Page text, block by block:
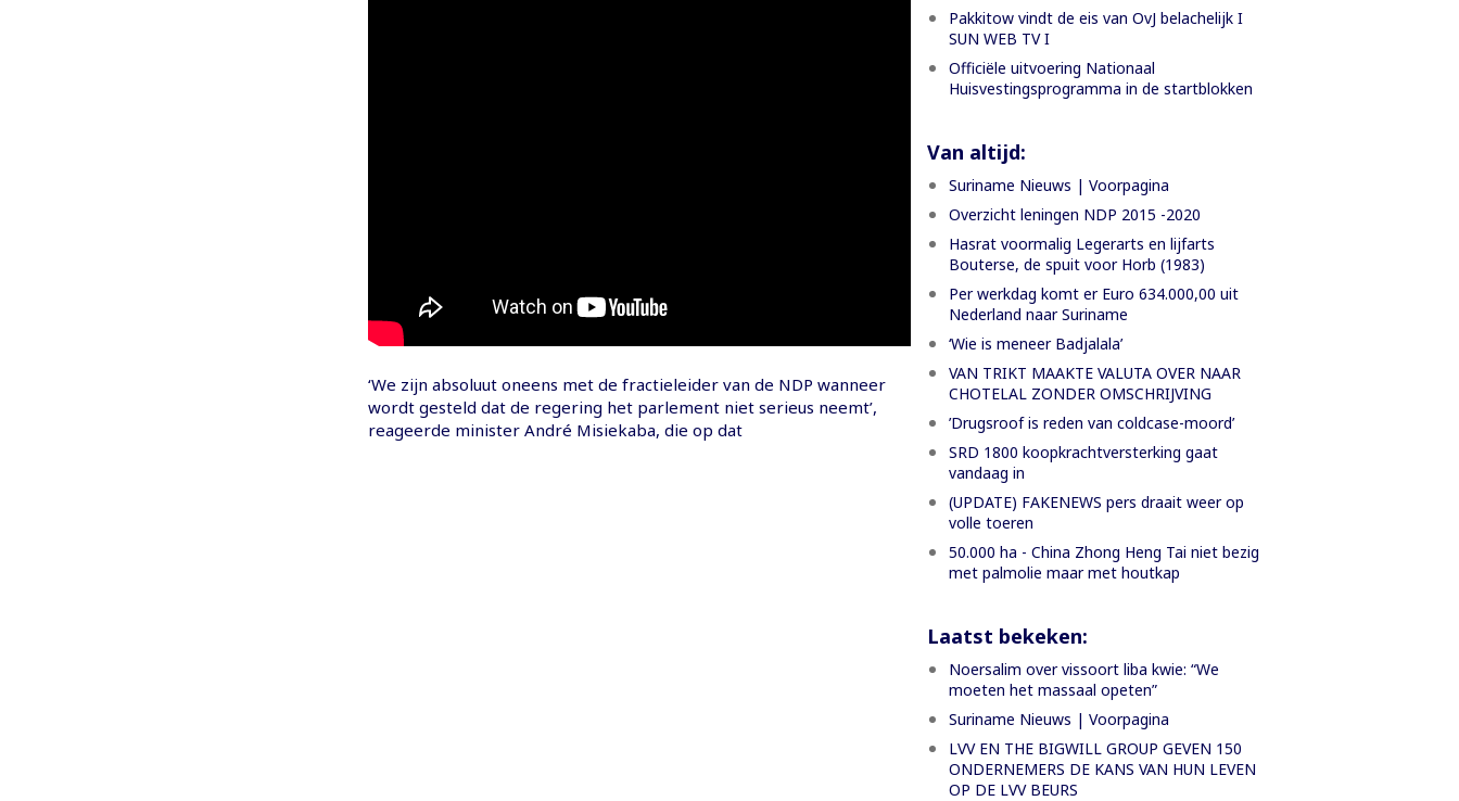
‘We zijn absoluut oneens met de fractieleider van de NDP wanneer
wordt gesteld dat de regering het parlement niet serieus neemt’,
reageerde minister André Misiekaba, die op dat
Pakkitow vindt de eis van OvJ belachelijk I
SUN WEB TV I
Officiële uitvoering Nationaal
Huisvestingsprogramma in de startblokken
Van altijd:
Suriname Nieuws | Voorpagina
Overzicht leningen NDP 2015 -2020
Hasrat voormalig Legerarts en lijfarts
Bouterse, de spuit voor Horb (1983)
Per werkdag komt er Euro 634.000,00 uit
Nederland naar Suriname
‘Wie is meneer Badjalala’
VAN TRIKT MAAKTE VALUTA OVER NAAR
CHOTELAL ZONDER OMSCHRIJVING
’Drugsroof is reden van coldcase-moord’
SRD 1800 koopkrachtversterking gaat
vandaag in
(UPDATE) FAKENEWS pers draait weer op
volle toeren
50.000 ha - China Zhong Heng Tai niet bezig
met palmolie maar met houtkap
Laatst bekeken:
Noersalim over vissoort liba kwie: “We
moeten het massaal opeten”
Suriname Nieuws | Voorpagina
LVV EN THE BIGWILL GROUP GEVEN 150
ONDERNEMERS DE KANS VAN HUN LEVEN
OP DE LVV BEURS